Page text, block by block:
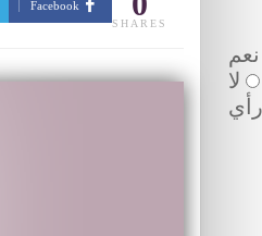
SHARES
Facebook
نعم
لا